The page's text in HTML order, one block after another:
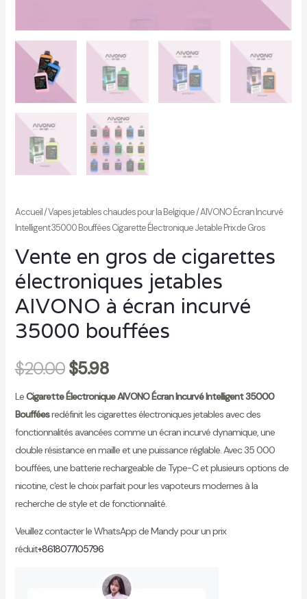
Accueil/Vapes jetables chaudes pour la Belgique/ AIVONO Écran Incurvé
Intelligent 35000 Bouffées Cigarette Électronique Jetable Prix de Gros
Vente en gros de cigarettes
électroniques jetables
AIVONO à écran incurvé
35000 bouffées
$20.00 $5.98
LeCigarette Électronique AIVONO Écran Incurvé Intelligent 35000
Boufféesredéfinit les cigarettes électroniques jetables avec des
fonctionnalités avancées comme un écran incurvé dynamique, une
double résistance en maille et une puissance réglable. Avec 35 000
bouffées, une batterie rechargeable de Type-C et plusieurs options de
nicotine, c'est le choix parfait pour les vapoteurs modernes à la
recherche de style et de fonctionnalité.
Veuillez contacter le WhatsApp de Mandy pour un prix
réduit+8618077105796